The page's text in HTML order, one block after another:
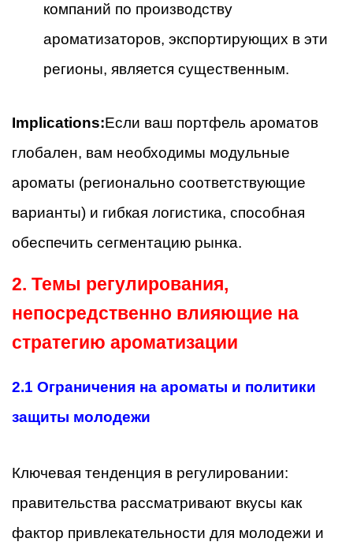
компаний по производству
ароматизаторов, экспортирующих в эти
регионы, является существенным.
Implications:Если ваш портфель ароматов
глобален, вам необходимы модульные
ароматы (регионально соответствующие
варианты) и гибкая логистика, способная
обеспечить сегментацию рынка.
2. Темы регулирования,
непосредственно влияющие на
стратегию ароматизации
2.1 Ограничения на ароматы и политики
защиты молодежи
Ключевая тенденция в регулировании:
правительства рассматривают вкусы как
фактор привлекательности для молодежи и